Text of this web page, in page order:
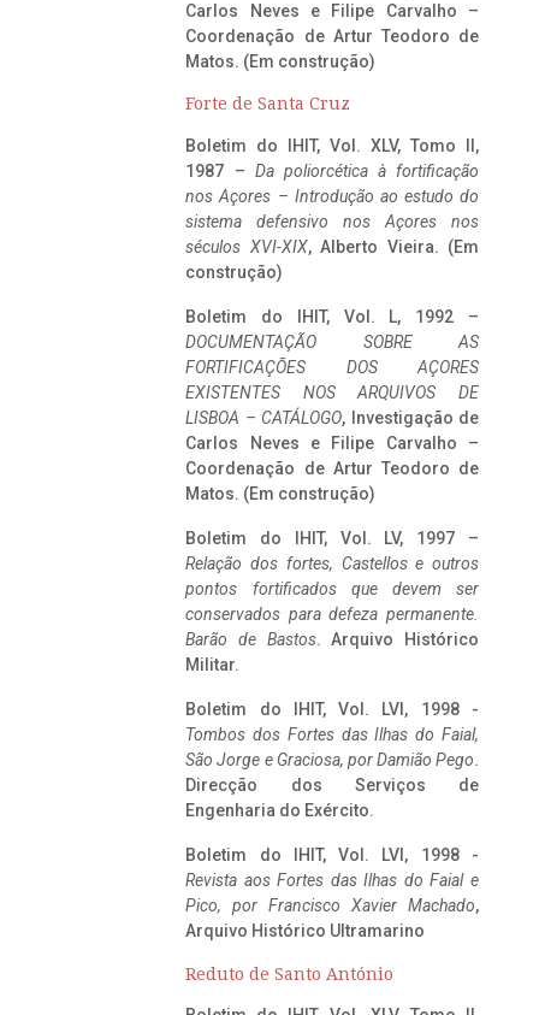
Carlos Neves e Filipe Carvalho –
Coordenação de Artur Teodoro de
Matos. (Em construção)
Forte de Santa Cruz
Boletim do IHIT, Vol. XLV, Tomo II,
1987 – Da poliorcética à fortificação
nos Açores – Introdução ao estudo do
sistema defensivo nos Açores nos
séculos XVI-XIX, Alberto Vieira. (Em
construção)
Boletim do IHIT, Vol. L, 1992 –
DOCUMENTAÇÃO SOBRE AS
FORTIFICAÇÕES DOS AÇORES
EXISTENTES NOS ARQUIVOS DE
LISBOA – CATÁLOGO, Investigação de
Carlos Neves e Filipe Carvalho –
Coordenação de Artur Teodoro de
Matos. (Em construção)
Boletim do IHIT, Vol. LV, 1997 –
Relação dos fortes, Castellos e outros
pontos fortificados que devem ser
conservados para defeza permanente.
Barão de Bastos. Arquivo Histórico
Militar.
Boletim do IHIT, Vol. LVI, 1998 -
Tombos dos Fortes das Ilhas do Faial,
São Jorge e Graciosa, por Damião Pego.
Direcção dos Serviços de
Engenharia do Exército.
Boletim do IHIT, Vol. LVI, 1998 -
Revista aos Fortes das Ilhas do Faial e
Pico, por Francisco Xavier Machado,
Arquivo Histórico Ultramarino
Reduto de Santo António